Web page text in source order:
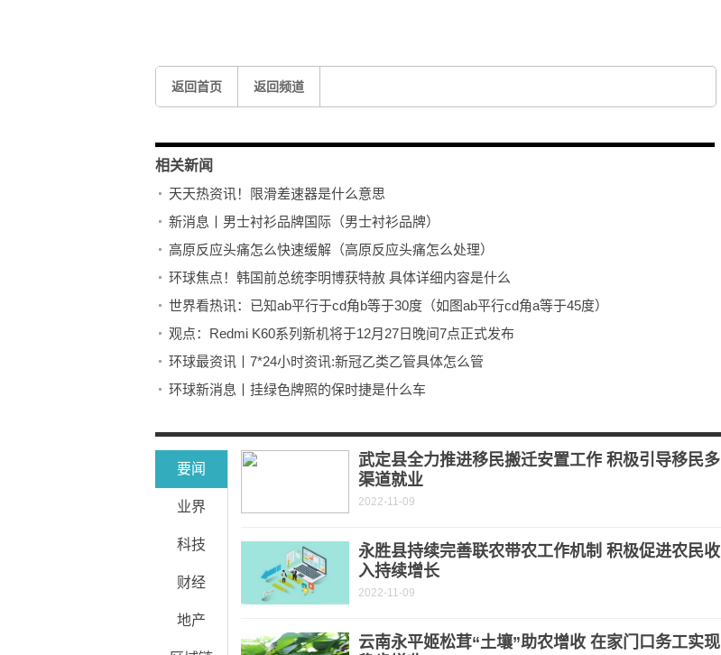
返回首页 返回频道
相关新闻
天天热资讯！限滑差速器是什么意思
新消息丨男士衬衫品牌国际（男士衬衫品牌）
高原反应头痛怎么快速缓解（高原反应头痛怎么处理）
环球焦点！韩国前总统李明博获特赦 具体详细内容是什么
世界看热讯：已知ab平行于cd角b等于30度（如图ab平行cd角a等于45度）
观点：Redmi K60系列新机将于12月27日晚间7点正式发布
环球最资讯丨7*24小时资讯:新冠乙类乙管具体怎么管
环球新消息丨挂绿色牌照的保时捷是什么车
要闻
业界
科技
财经
地产
武定县全力推进移民搬迁安置工作 积极引导移民多
渠道就业
2022-11-09
永胜县持续完善联农带农工作机制 积极促进农民收
入持续增长
2022-11-09
云南永平姬松茸“土壤”助农增收 在家门口务工实现